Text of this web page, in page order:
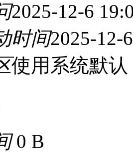
2025-12-6
时间2025-12-
使用系统默认
0 B